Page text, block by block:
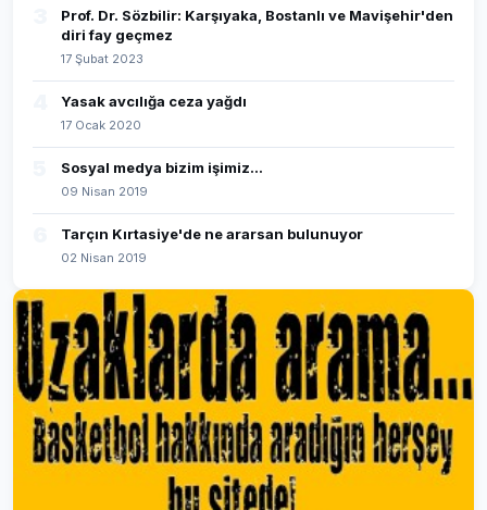
Prof. Dr. Sözbilir: Karşıyaka, Bostanlı ve Mavişehir'den
diri fay geçmez
17 Şubat 2023
Yasak avcılığa ceza yağdı
17 Ocak 2020
Sosyal medya bizim işimiz...
09 Nisan 2019
Tarçın Kırtasiye'de ne ararsan bulunuyor
02 Nisan 2019